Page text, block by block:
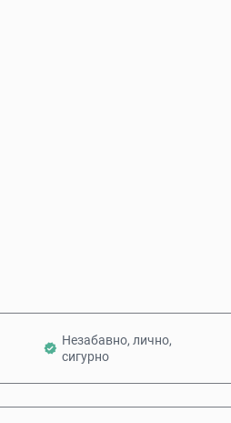
Незабавно, лично,
сигурно